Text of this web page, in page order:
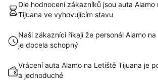
Dle hodnocení zákazníků jsou auta Alamo
Tijuana ve vyhovujícím stavu
Naši zákazníci říkají že personál Alamo
je docela schopný
Vrácení auta Alamo na Letiště Tijuana je
a jednoduché